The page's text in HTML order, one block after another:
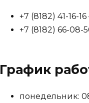
+7 (8182) 41-
+7 (8182) 66-
График
понедельник: